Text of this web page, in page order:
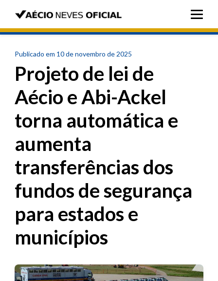
Publicado em 10 de novembro de 2025
Projeto de lei de
Aécio e Abi-Ackel
torna automática e
aumenta
transferências dos
fundos de segurança
para estados e
municípios